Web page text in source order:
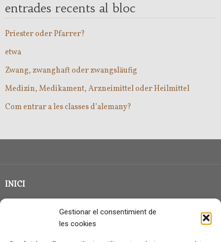
Gestionar el consentimient de
les cookies
entrades recents al bloc
Priester oder Pfarrer?
etwa
Zwang, zwanghaft oder zwangsläufig
Medizin, Medikament, Arzneimittel oder Heilmittel
Com entrar a les classes d’alemany?
INICI
CLASSE EN GRUP
QUI SOC?